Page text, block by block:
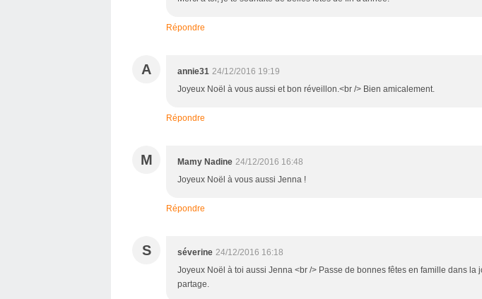
Répondre
A annie31 24/12/2016 19:19
Joyeux Noël à vous aussi et bon réveillon.<br /> Bien amicalement.
Répondre
M Mamy Nadine 24/12/2016 16:48
Joyeux Noël à vous aussi Jenna !
Répondre
S séverine 24/12/2016 16:18
Joyeux Noël à toi aussi Jenna <br /> Passe de bonnes fêtes en famille dans la
partage.